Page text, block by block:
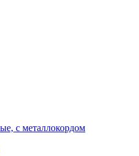
с металлокордом